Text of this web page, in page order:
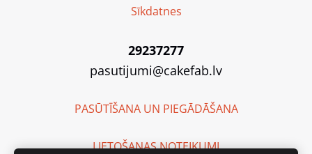
Sīkdatnes
29237277
pasutijumi@cakefab.lv
PASŪTĪŠANA UN PIEGĀDĀŠANA
LIETOŠANAS NOTEIKUMI